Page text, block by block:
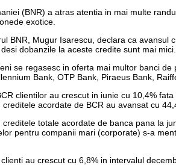
(BNR) a atras atentia in mai multe
exotice.
BNR, Mugur Isarescu, declara ca
dobanzile la aceste credite sunt mai mici.
se regasesc in oferta mai multor banci
Bank, OTP Bank, Piraeus Bank,
clientilor au crescut in iunie cu 10,4%
acordate de BCR au avansat cu
totale acordate de banca pana la
pentru companii mari (corporate) s-a
au crescut cu 6,8% in intervalul